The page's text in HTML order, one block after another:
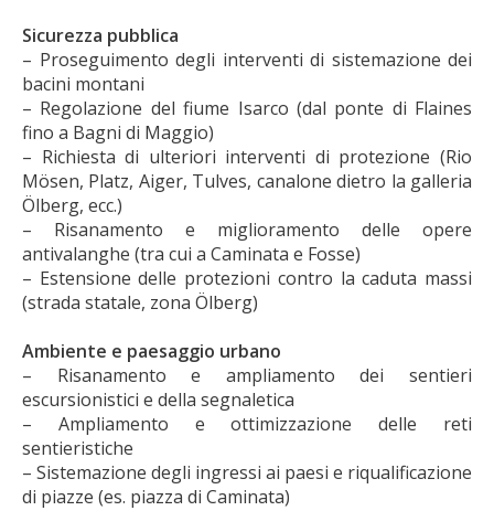
Sicurezza pubblica
– Proseguimento degli interventi di sistemazione dei
bacini montani
– Regolazione del fiume Isarco (dal ponte di Flaines
fino a Bagni di Maggio)
– Richiesta di ulteriori interventi di protezione (Rio
Mösen, Platz, Aiger, Tulves, canalone dietro la galleria
Ölberg, ecc.)
– Risanamento e miglioramento delle opere
antivalanghe (tra cui a Caminata e Fosse)
– Estensione delle protezioni contro la caduta massi
(strada statale, zona Ölberg)
Ambiente e paesaggio urbano
– Risanamento e ampliamento dei sentieri
escursionistici e della segnaletica
– Ampliamento e ottimizzazione delle reti
sentieristiche
– Sistemazione degli ingressi ai paesi e riqualificazione
di piazze (es. piazza di Caminata)